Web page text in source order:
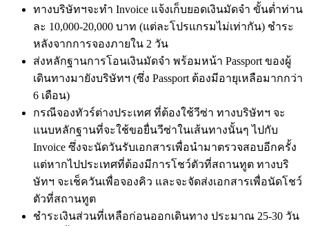
ทางบริษัทฯจะทำ Invoice แจ้งเก็บยอดเงินมัดจำ ขั้นต่ำท่าน
ละ 10,000-20,000 บาท (แต่ละโปรแกรมไม่เท่ากัน) ชำระ
หลังจากการจองภายใน 2 วัน
ส่งหลักฐานการโอนเงินมัดจำ พร้อมหน้า Passport ของผู้
เดินทางมายังบริษัทฯ (ซึ่ง Passport ต้องมีอายุเหลือมากกว่า
6 เดือน)
กรณีจองทัวร์ต่างประเทศ ที่ต้องใช้วีซ่า ทางบริษัทฯ จะ
แนบหลักฐานที่จะใช้ขอยื่นวีซ่าในเส้นทางนั้นๆ ไปกับ
Invoice ซึ่งจะนัดวันรับเอกสารเพื่อนำมาตรวจสอบอีกครั้ง
แต่หากไปประเทศที่ต้องมีการโชว์ตัวที่สถานทูต ทางบริ
ษัทฯ จะเช็ควันเพื่อจองคิว และจะจัดส่งเอกสารเพื่อนัดโชว์
ตัวที่สถานทูต
ชำระเงินส่วนที่เหลือก่อนออกเดินทาง ประมาณ 25-30 วัน